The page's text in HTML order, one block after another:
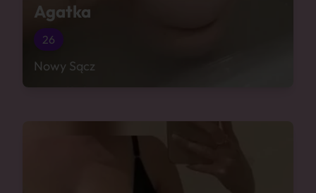
Agatka
26
Nowy Sącz